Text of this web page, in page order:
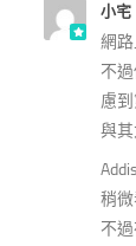
小宅
網
不
慮
與
稍
不